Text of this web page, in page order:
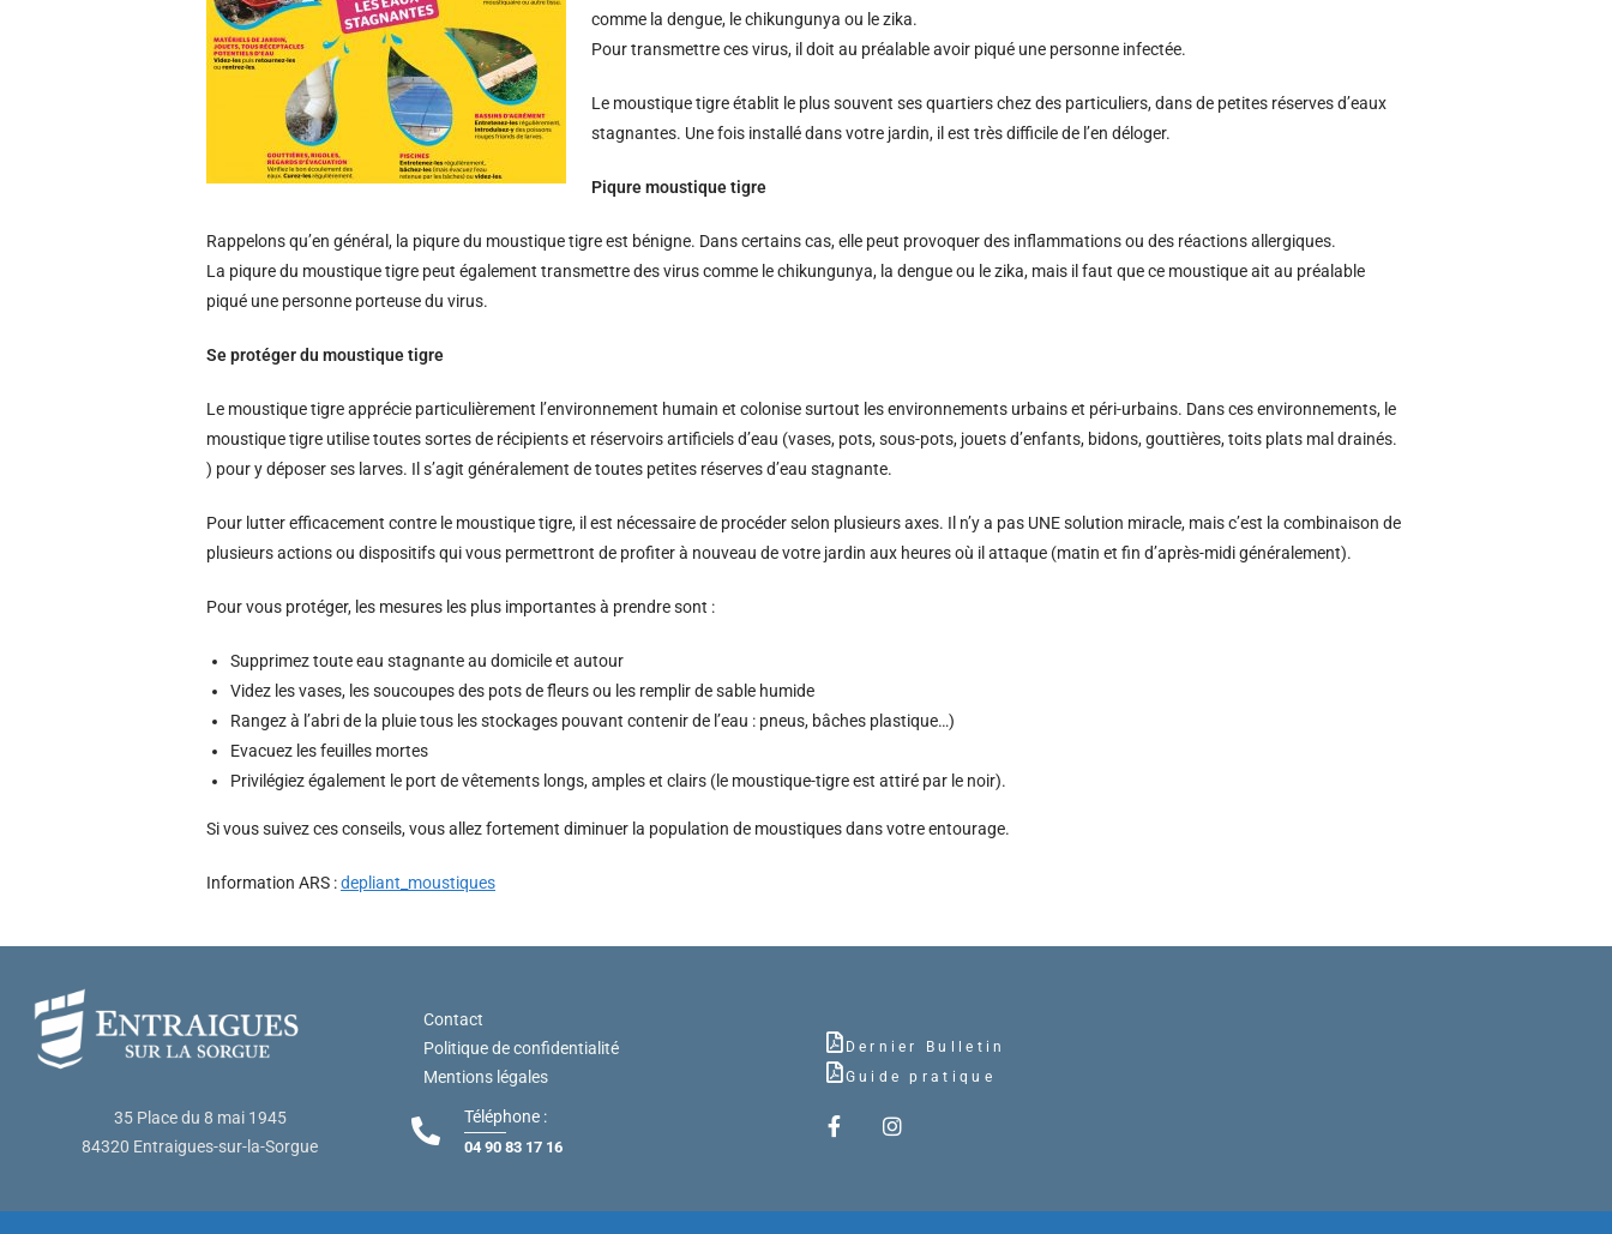
comme la dengue, le chikungunya ou le zika.
Pour transmettre ces virus, il doit au préalable avoir piqué une personne infectée.
Le moustique tigre établit le plus souvent ses quartiers chez des particuliers, dans de petites réserves d’eaux
stagnantes. Une fois installé dans votre jardin, il est très difficile de l’en déloger.
Piqure moustique tigre
Rappelons qu’en général, la piqure du moustique tigre est bénigne. Dans certains cas, elle peut provoquer des inflammations ou des réactions allergiques.
La piqure du moustique tigre peut également transmettre des virus comme le chikungunya, la dengue ou le zika, mais il faut que ce moustique ait au préalable
piqué une personne porteuse du virus.
Se protéger du moustique tigre
Le moustique tigre apprécie particulièrement l’environnement humain et colonise surtout les environnements urbains et péri-urbains. Dans ces environnements, le
moustique tigre utilise toutes sortes de récipients et réservoirs artificiels d’eau (vases, pots, sous-pots, jouets d’enfants, bidons, gouttières, toits plats mal drainés.
) pour y déposer ses larves. Il s’agit généralement de toutes petites réserves d’eau stagnante.
Pour lutter efficacement contre le moustique tigre, il est nécessaire de procéder selon plusieurs axes. Il n’y a pas UNE solution miracle, mais c’est la combinaison de
plusieurs actions ou dispositifs qui vous permettront de profiter à nouveau de votre jardin aux heures où il attaque (matin et fin d’après-midi généralement).
Pour vous protéger, les mesures les plus importantes à prendre sont :
Supprimez toute eau stagnante au domicile et autour
Videz les vases, les soucoupes des pots de fleurs ou les remplir de sable humide
Rangez à l’abri de la pluie tous les stockages pouvant contenir de l’eau : pneus, bâches plastique…)
Evacuez les feuilles mortes
Privilégiez également le port de vêtements longs, amples et clairs (le moustique-tigre est attiré par le noir).
Si vous suivez ces conseils, vous allez fortement diminuer la population de moustiques dans votre entourage.
Information ARS :depliant_moustiques
35 Place du 8 mai 1945
84320 Entraigues-sur-la-Sorgue
Contact
Politique de confidentialité
Mentions légales
Téléphone :
04 90 83 17 16
Dernier Bulletin
Guide pratique